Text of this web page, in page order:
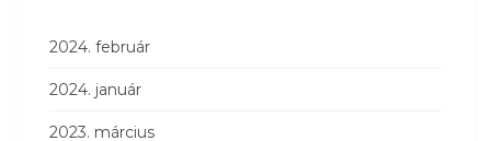
2024. február
2024. január
2023. március